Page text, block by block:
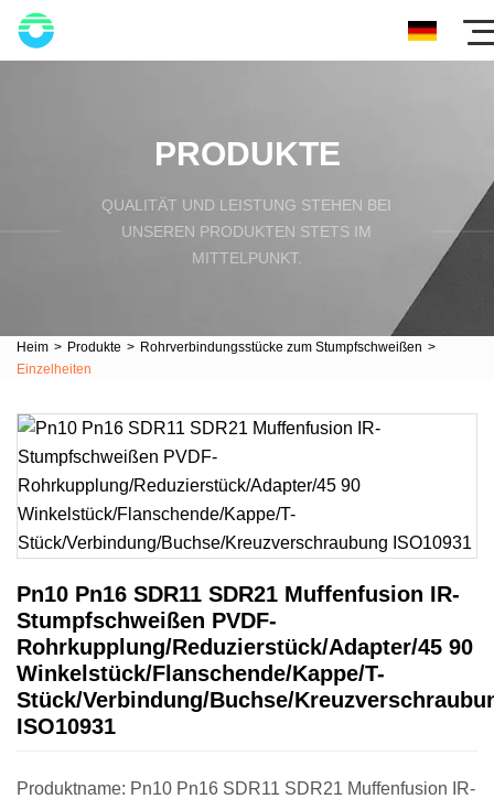
PRODUKTE
QUALITÄT UND LEISTUNG STEHEN BEI
UNSEREN PRODUKTEN STETS IM
MITTELPUNKT.
Heim > Produkte > Rohrverbindungsstücke zum Stumpfschweißen >
Einzelheiten
Pn10 Pn16 SDR11 SDR21 Muffenfusion IR-
Stumpfschweißen PVDF-
Rohrkupplung/Reduzierstück/Adapter/45 90
Winkelstück/Flanschende/Kappe/T-
Stück/Verbindung/Buchse/
ISO10931
Produktname: Pn10 Pn16 SDR11 SDR21 Muffenfusion IR-